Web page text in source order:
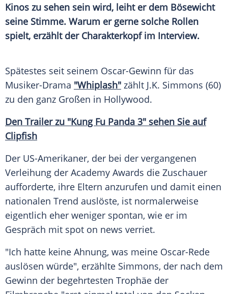
Kinos zu sehen sein wird, leiht er dem Bösewicht
seine Stimme. Warum er gerne solche Rollen
spielt, erzählt der Charakterkopf im Interview.
Spätestes seit seinem Oscar-Gewinn für das
Musiker-Drama "Whiplash" zählt J.K. Simmons (60)
zu den ganz Großen in Hollywood.
Den Trailerzu "Kung Fu Panda 3" sehen Sie auf
Clipfish
Der US-Amerikaner, der bei der vergangenen
Verleihung der Academy Awards die Zuschauer
aufforderte, ihre Eltern anzurufen und damit einen
nationalen Trend auslöste, ist normalerweise
eigentlich eher weniger spontan, wie er im
Gespräch mit spot on news verriet.
"Ich hatte keine Ahnung, was meine Oscar-Rede
auslösen würde", erzählte Simmons, der nach dem
Gewinn der begehrtesten Trophäe der